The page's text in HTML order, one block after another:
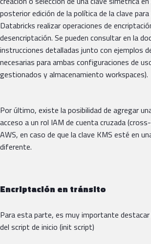
posterior edición de la política de la clave
Databricks realizar operaciones de
desencriptación. Se pueden consultar en la
instrucciones detalladas junto con ejemplos
necesarias para ambas configuraciones de
gestionados y almacenamiento workspaces).
Por último, existe la posibilidad de agregar
acceso a un rol IAM de cuenta cruzada
AWS, en caso de que la clave KMS esté en
diferente.
Encriptación en tránsito
Para esta parte, es muy importante
del script de inicio (init script)